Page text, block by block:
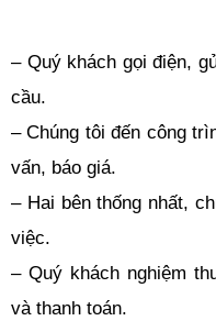
– Quý khách gọi điện,
cầu.
– Chúng tôi đến công
vấn, báo giá.
– Hai bên thống nhất,
việc.
– Quý khách nghiệm
và thanh toán.